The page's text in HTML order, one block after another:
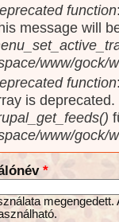
function
message will
www/gock/
function
is
www/gock/
*